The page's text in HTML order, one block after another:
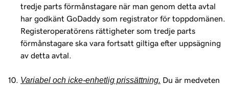
tredje parts förmånstagare när man genom detta avtal
har godkänt GoDaddy som registrator för toppdomänen.
Registeroperatörens rättigheter som tredje parts
förmånstagare ska vara fortsatt giltiga efter uppsägning
av detta avtal.
Variabel och icke-enhetlig prissättning. Du är medveten